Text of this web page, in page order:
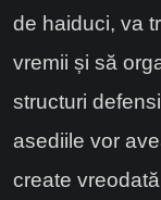
de haiduci, va
vremii și să
structuri
asediile vor
create